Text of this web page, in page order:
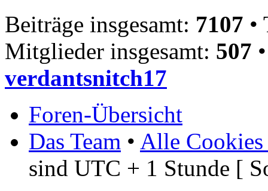
Beiträge insgesamt: 7107 •
Mitglieder insgesamt: 507
verdantsnitch17
Foren-Übersicht
Das Team • Alle Cookies
sind UTC + 1 Stunde [